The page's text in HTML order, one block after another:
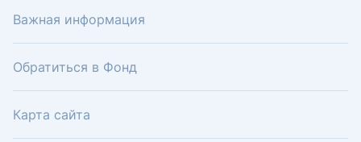
Важная информация
Обратиться в Фонд
Карта сайта